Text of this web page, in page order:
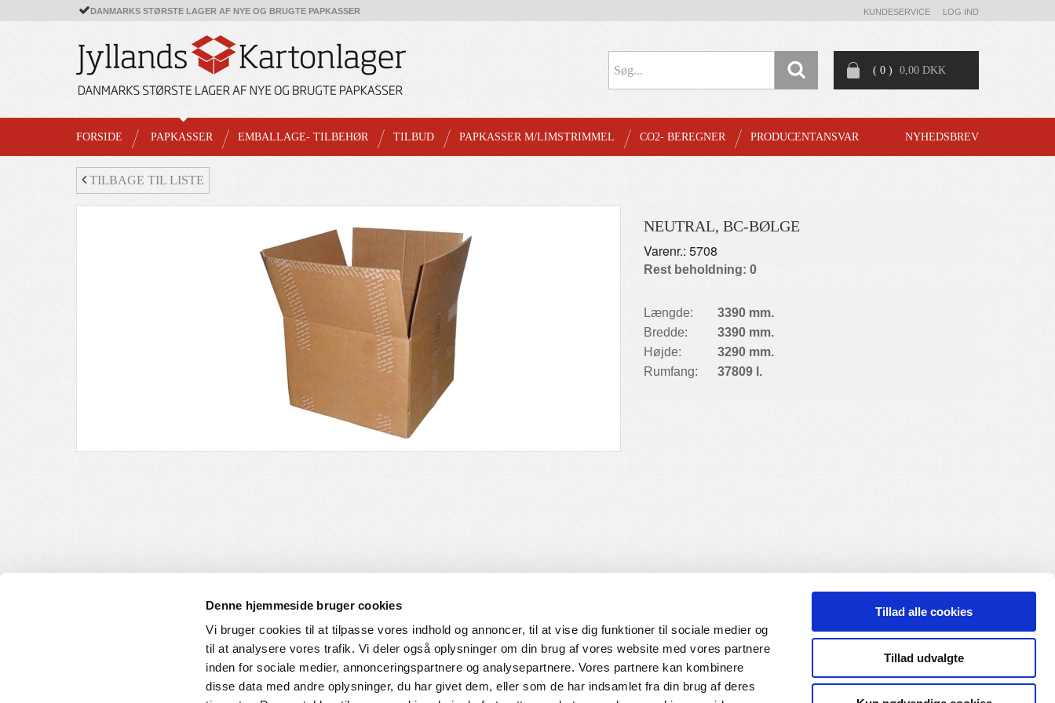
Denne hjemmeside bruger cookies
Vi bruger cookies til at tilpasse vores indhold og annoncer, til at vise dig funktioner til sociale medier og
til at analysere vores trafik. Vi deler også oplysninger om din brug af vores website med vores partnere
inden for sociale medier, annonceringspartnere og analysepartnere. Vores partnere kan kombinere
disse data med andre oplysninger, du har givet dem, eller som de har indsamlet fra din brug af deres
Tillad alle cookies
Tillad udvalgte
DANMARKS STØRSTE LAGER AF NYE OG BRUGTE PAPKASSER KUNDESERVICE LOG IND
( 0 ) 0,00 DKK
FORSIDE PAPKASSER EMBALLAGE- TILBEHØR TILBUD PAPKASSER M/LIMSTRIMMEL CO2- BEREGNER PRODUCENTANSVAR NYHEDSBREV
TILBAGE TIL LISTE
NEUTRAL, BC-BØLGE
Varenr.: 5708
Rest beholdning: 0
Længde:
3390 mm.
Bredde:
3390 mm.
Højde:
3290 mm.
Rumfang:
37809 l.
KUNDESERVICE
Handelsbetingelser
HVORDAN HANDLER DU
Login til web-shop